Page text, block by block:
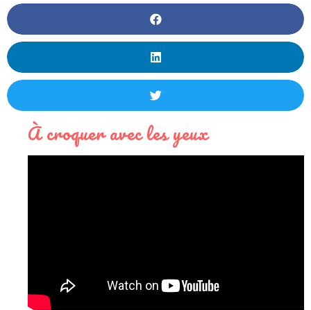
À croquer avec les yeux